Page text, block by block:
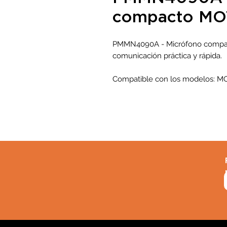
compacto
PMMN4090A - Micrófono
comunicación práctica y rápida.
Compatible con los modelos: